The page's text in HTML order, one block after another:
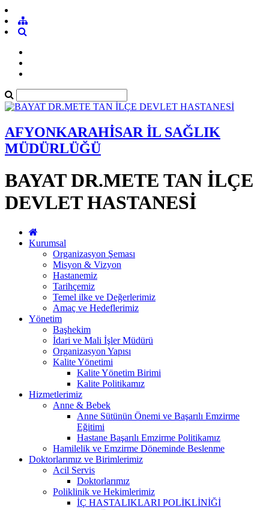
AFYONKARAHİSAR İL SAĞLIK
MÜDÜRLÜĞÜ
BAYAT DR.METE TAN İLÇE
DEVLET HASTANESİ
Kurumsal
Organizasyon Şeması
Misyon & Vizyon
Hastanemiz
Tarihçemiz
Temel ilke ve Değerlerimiz
Amaç ve Hedeflerimiz
Yönetim
Başhekim
İdari ve Mali İşler Müdürü
Organizasyon Yapısı
Kalite Yönetimi
Kalite Yönetim Birimi
Kalite Politikamız
Hizmetlerimiz
Anne & Bebek
Anne Sütünün Önemi ve Başarılı Emzirme
Eğitimi
Hastane Başarılı Emzirme Politikamız
Hamilelik ve Emzirme Döneminde Beslenme
Doktorlarımız ve Birimlerimiz
Acil Servis
Doktorlarımız
Poliklinik ve Hekimlerimiz
İÇ HASTALIKLARI POLİKLİNİĞİ